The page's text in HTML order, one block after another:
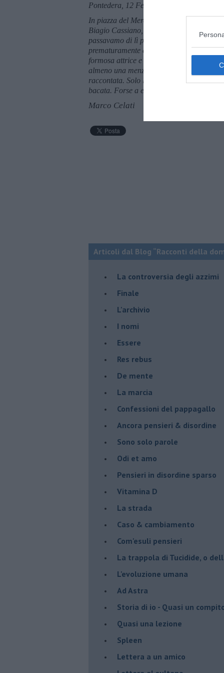
Pontedera, 12 Febbraio 2017
In piazza del Mercato a Pontedera, a
Biagio Cassiano, noto commerciante
passavamo di lì per un panino e una
prematuramente e voglio qui ricordarlo,
formosa attrice e showgirl degli anni
almeno una menzione. Non c'entra nulla
raccontata. Solo la vicinanza tra un nome
bacata. Forse a entrambi debbo delle scuse.
Marco Celati
Articoli dal Blog “Racconti della
La controversia degli azzimi
Finale
L'archivio
I nomi
Essere
Res rebus
De mente
La marcia
Confessioni del pappagallo
Ancora pensieri & disordine
Sono solo parole
Odi et amo
Pensieri in disordine sparso
Vitamina D
La strada
Caso & cambiamento
Com'esuli pensieri
La trappola di Tucidide, o
L'evoluzione umana
Ad Astra
Storia di io - Quasi un
Quasi una lezione
Spleen
Lettera a un amico